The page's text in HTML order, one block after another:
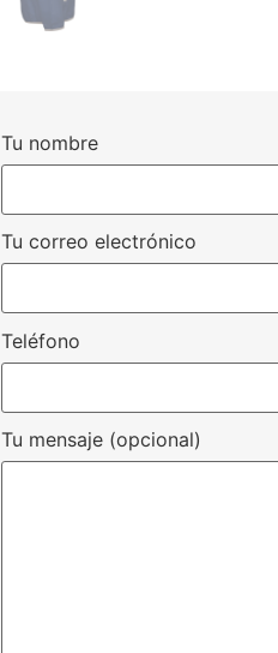
Tu nombre
Tu correo electrónico
Teléfono
Tu mensaje (opcional)